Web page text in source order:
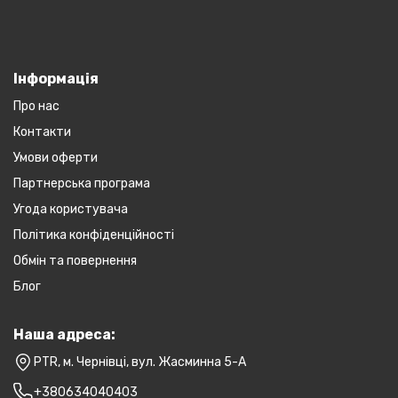
Інформація
Про нас
Контакти
Умови оферти
Партнерська програма
Угода користувача
Політика конфіденційності
Обмін та повернення
Блог
Наша адреса:
PTR, м. Чернівці, вул. Жасминна 5-А
+380634040403